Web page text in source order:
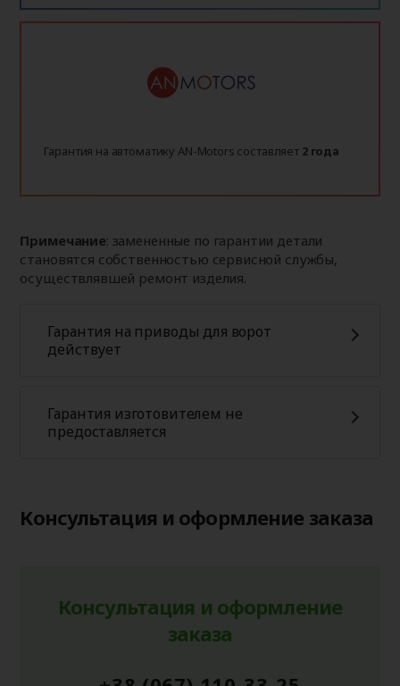
Гарантия на автоматику AN-Motors составляет 2 года
Примечание: замененные по гарантии детали
становятся собственностью сервисной службы,
осуществлявшей ремонт изделия.
Гарантия на приводы для ворот
действует
Гарантия изготовителем не
предоставляется
Консультация и оформление заказа
Консультация и оформление
заказа